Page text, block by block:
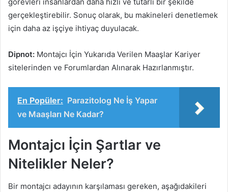
gerçekleştirebilir. Sonuç olarak, bu makineleri denetlemek
için daha az işçiye ihtiyaç duyulacak.
Dipnot: Montajcı İçin Yukarıda Verilen Maaşlar Kariyer
sitelerinden ve Forumlardan Alınarak Hazırlanmıştır.
En Popüler: Parazitolog Ne İş Yapar
ve Maaşları Ne Kadar?
Montajcı İçin Şartlar ve
Nitelikler Neler?
Bir montajcı adayının karşılaması gereken, aşağıdakileri